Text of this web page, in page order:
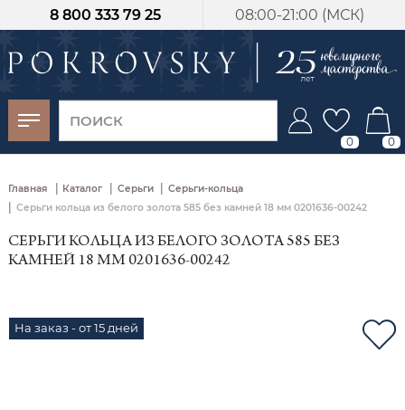
08:00-21:00 (МСК)
8 800 333 79 25
0 0
Главная | Каталог | Серьги | Серьги-кольца
| Серьги кольца из белого золота 585 без камней 18 мм 0201636-00242
СЕРЬГИ КОЛЬЦА ИЗ БЕЛОГО ЗОЛОТА 585 БЕЗ
КАМНЕЙ 18 ММ 0201636-00242
На заказ - от 15 дней
-30%
от 15 дней с
момента оплаты